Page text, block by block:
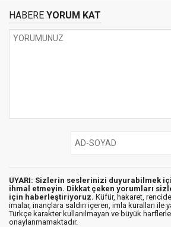
HABERE YORUM KAT
UYARI: Sizlerin seslerinizi duyurabilmek
ihmal etmeyin. Dikkat çeken yorumları
için haberleştiriyoruz. Küfür, hakaret,
imalar, inançlara saldırı içeren, imla kuralları ile
Türkçe karakter kullanılmayan ve büyük
onaylanmamaktadır.